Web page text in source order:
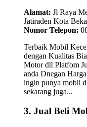
Alamat: Jl Raya
Jatiraden Kota
Nomor Telepon:
Terbaik Mobil
dengan Kualitas
Motor dll Platfom
anda Dnegan
ingin punya mobil
sekarang juga...
3. Jual Beli